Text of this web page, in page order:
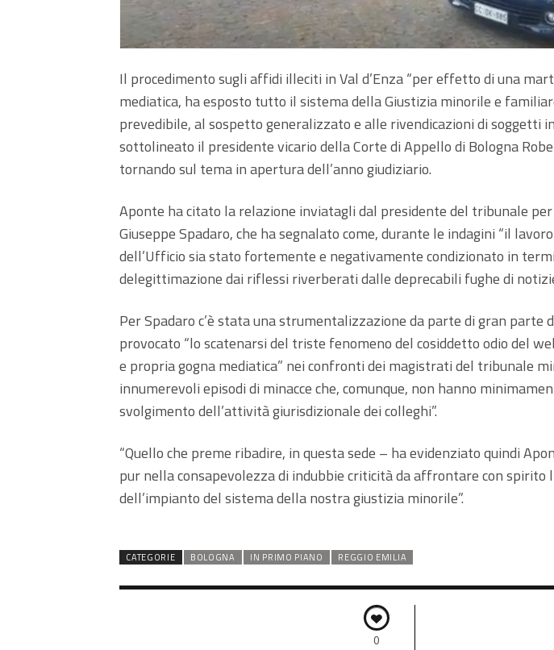
Il procedimento sugli affidi illeciti in Val d’Enza “per effetto di una
mediatica, ha esposto tutto il sistema della Giustizia minorile e
prevedibile, al sospetto generalizzato e alle rivendicazioni di soggetti
sottolineato il presidente vicario della Corte di Appello di Bologna
tornando sul tema in apertura dell’anno giudiziario.
Aponte ha citato la relazione inviatagli dal presidente del tribunale
Giuseppe Spadaro, che ha segnalato come, durante le indagini “il
dell’Ufficio sia stato fortemente e negativamente condizionato in
delegittimazione dai riflessi riverberati dalle deprecabili fughe di
Per Spadaro c’è stata una strumentalizzazione da parte di gran parte
provocato “lo scatenarsi del triste fenomeno del cosiddetto odio del
e propria gogna mediatica” nei confronti dei magistrati del tribunale
innumerevoli episodi di minacce che, comunque, non hanno
svolgimento dell’attività giurisdizionale dei colleghi”.
“Quello che preme ribadire, in questa sede – ha evidenziato quindi
pur nella consapevolezza di indubbie criticità da affrontare con spirito
dell’impianto del sistema della nostra giustizia minorile”.
CATEGORIE BOLOGNA IN PRIMO PIANO REGGIO EMILIA
0